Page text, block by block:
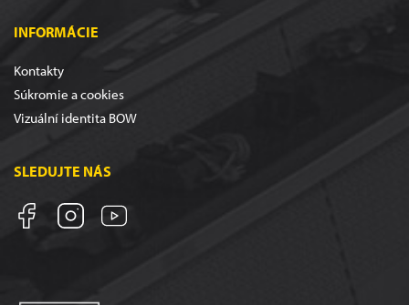
INFORMÁCIE
Kontakty
Súkromie a cookies
Vizuální identita BOW
SLEDUJTE NÁS